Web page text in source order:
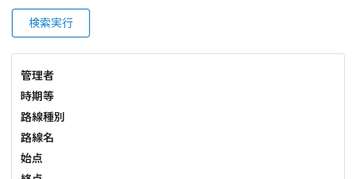
検索実行
管理者
時期等
路線種別
路線名
始点